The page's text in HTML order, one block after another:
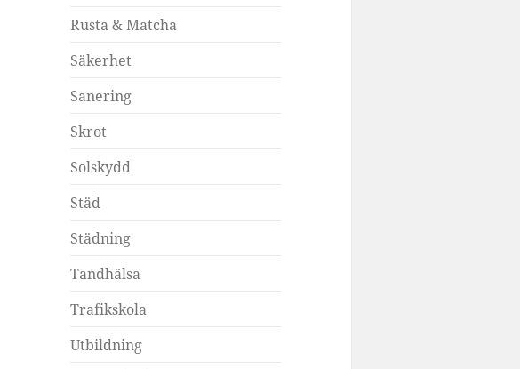
Rusta & Matcha
Säkerhet
Sanering
Skrot
Solskydd
Städ
Städning
Tandhälsa
Trafikskola
Utbildning